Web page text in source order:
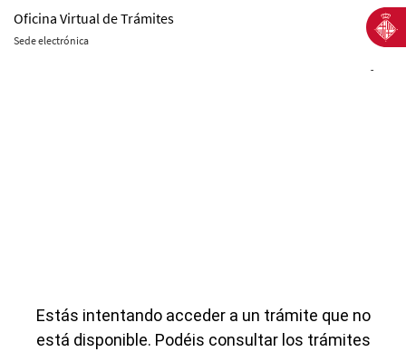
Oficina Virtual de Trámites
Sede electrónica
-
Estás intentando acceder a un trámite que no
está disponible. Podéis consultar los trámites